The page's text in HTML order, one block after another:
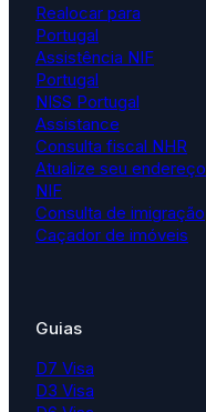
Realocar para
Portugal
Assistência NIF
Portugal
NISS Portugal
Assistance
Consulta fiscal NHR
Atualize seu endereço
NIF
Consulta de imigração
Caçador de imóveis
Guias
D7 Visa
D3 Visa